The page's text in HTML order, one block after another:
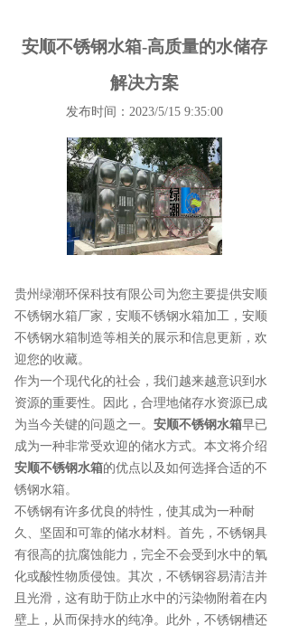
安顺不锈钢水箱-高质量的水储存
解决方案
发布时间：2023/5/15 9:35:00
贵州绿潮环保科技有限公司为您主要提供安顺
不锈钢水箱厂家 ，安顺不锈钢水箱加工，安顺
不锈钢水箱制造等相关的展示和信息更新，欢
迎您的收藏。
作为一个现代化的社会，我们越来越意识到水
资源的重要性。因此，合理地储存水资源已成
为当今关键的问题之一。 安顺不锈钢水箱早已
成为一种非常受欢迎的储水方式。本文将介绍
安顺不锈钢水箱的优点以及如何选择合适的不
锈钢水箱。
不锈钢有许多优良的特性，使其成为一种耐
久、坚固和可靠的储水材料。首先，不锈钢具
有很高的抗腐蚀能力，完全不会受到水中的氧
化或酸性物质侵蚀。其次，不锈钢容易清洁并
且光滑，这有助于防止水中的污染物附着在内
壁上，从而保持水的纯净。此外，不锈钢槽还